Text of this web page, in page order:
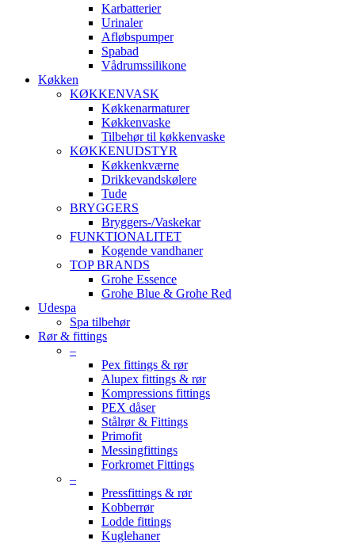
Karbatterier
Urinaler
Afløbspumper
Spabad
Vådrumssilikone
Køkken
KØKKENVASK
Køkkenarmaturer
Køkkenvaske
Tilbehør til køkkenvaske
KØKKENUDSTYR
Køkkenkværne
Drikkevandskølere
Tude
BRYGGERS
Bryggers-/Vaskekar
FUNKTIONALITET
Kogende vandhaner
TOP BRANDS
Grohe Essence
Grohe Blue & Grohe Red
Udespa
Spa tilbehør
Rør & fittings
–
Pex fittings & rør
Alupex fittings & rør
Kompressions fittings
PEX dåser
Stålrør & Fittings
Primofit
Messingfittings
Forkromet Fittings
–
Pressfittings & rør
Kobberrør
Lodde fittings
Kuglehaner